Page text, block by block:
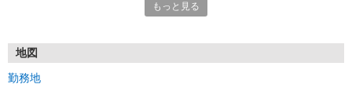
号」など
もっと見る
地図
勤務地